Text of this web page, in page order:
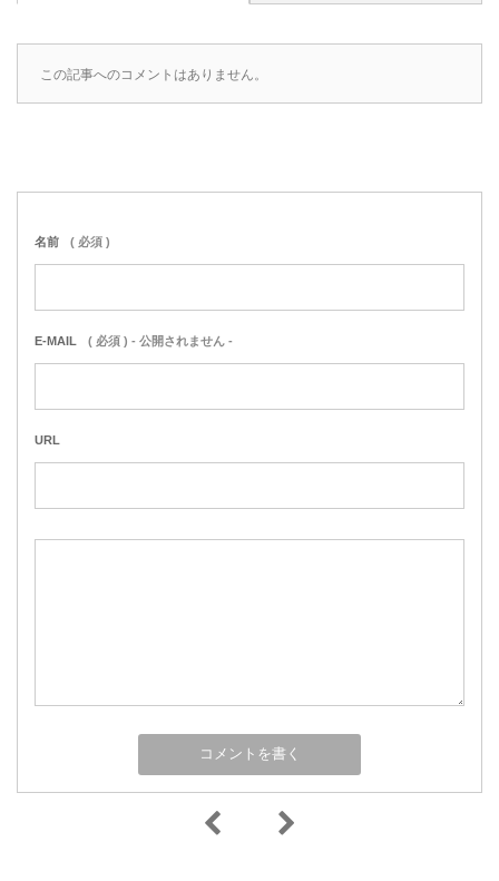
この記事へのコメントはありません。
名前 ( 必須 )
E-MAIL ( 必須 ) - 公開されません -
URL